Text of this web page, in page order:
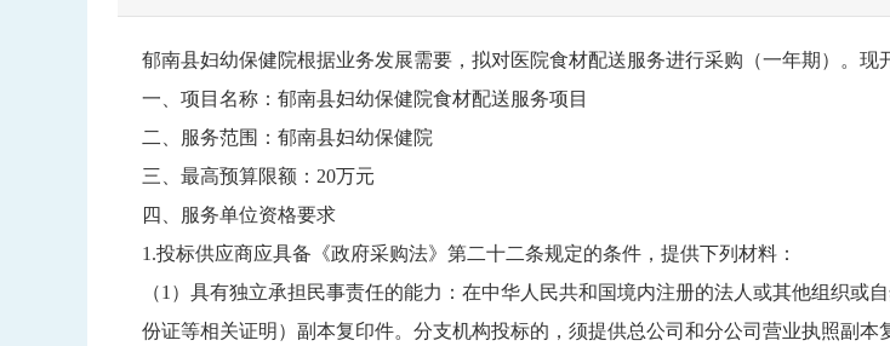
郁南县妇幼保健院根据业务发展需要，拟对医院食材配送服务进行采购（一年期）。现
一、项目名称：郁南县妇幼保健院食材配送服务项目
二、服务范围：郁南县妇幼保健院
三、最高预算限额：20万元
四、服务单位资格要求
1.投标供应商应具备《政府采购法》第二十二条规定的条件，提供下列材料：
（1）具有独立承担民事责任的能力：在中华人民共和国境内注册的法人或其他组织
份证等相关证明）副本复印件。分支机构投标的，须提供总公司和分公司营业执照副本